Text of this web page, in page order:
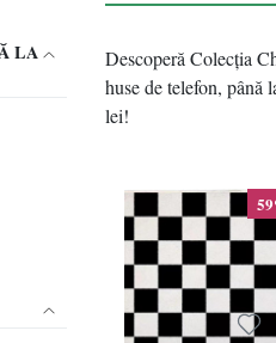
LA
Descoperă Colecția
huse de telefon, până
lei!